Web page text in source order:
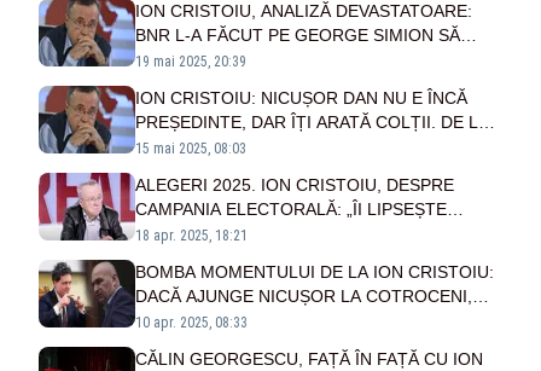
ION CRISTOIU, ANALIZĂ DEVASTATOARE:
BNR L-A FĂCUT PE GEORGE SIMION SĂ
PIARDĂ VOTURI
19 mai 2025, 20:39
ION CRISTOIU: NICUȘOR DAN NU E ÎNCĂ
PREȘEDINTE, DAR ÎȚI ARATĂ COLȚII. DE LA
CE A PORNIT CONFLICTUL CU ILIE BOLOJAN
15 mai 2025, 08:03
ALEGERI 2025. ION CRISTOIU, DESPRE
CAMPANIA ELECTORALĂ: „ÎI LIPSEȘTE
FACTORUL CĂLIN GEORGESCU”
18 apr. 2025, 18:21
BOMBA MOMENTULUI DE LA ION CRISTOIU:
DACĂ AJUNGE NICUȘOR LA COTROCENI,
ȘEFUL VA FI ILIE BOLOJAN
10 apr. 2025, 08:33
CĂLIN GEORGESCU, FAȚĂ ÎN FAȚĂ CU ION